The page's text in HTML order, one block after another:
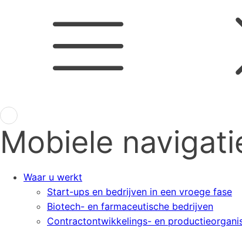
Mobiele
Waar u werkt
Start-ups en bedrijven in een vroege fase
Biotech- en farmaceutische bedrijven
Contractontwikkelings- en